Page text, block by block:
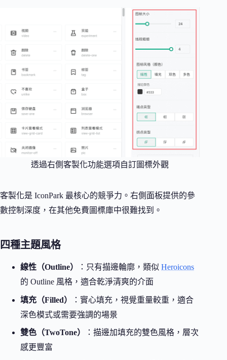
透過右側客製化功能選項自訂圖標外觀
客製化是 IconPark 最核心的競爭力。右側面板提供的參
數控制深度，在其他免費圖標庫中很難找到。
四種主題風格
線性（Outline） ：只有描邊輪廓，類似 Heroicons
的 Outline 風格，適合乾淨清爽的介面
填充（Filled）
：實心填充，視覺重量較重，適合
深色模式或需要強調的場景
雙色（TwoTone）
：描邊加填充的雙色風格，層次
感更豐富